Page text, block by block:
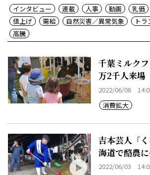
インタビュー 連載 人事 動画 乳価
値上げ
需給 自然災害／異常気象 ト
高騰
千葉ミルク
万2千人来場
2022/06/06
消費拡大
吉本芸人「
海道で酪農
2022/06/03